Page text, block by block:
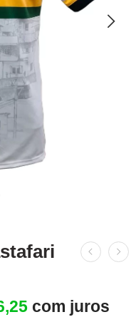
com juros